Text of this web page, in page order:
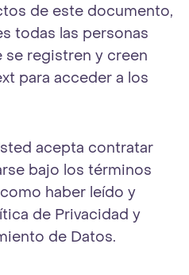
de este documento,
todas las personas
registren y creen
para acceder a los
acepta contratar
bajo los términos
haber leído y
de Privacidad y
de Datos.